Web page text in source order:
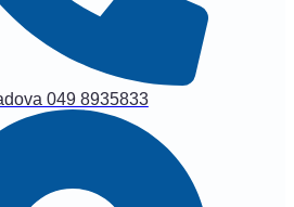
049 8935833